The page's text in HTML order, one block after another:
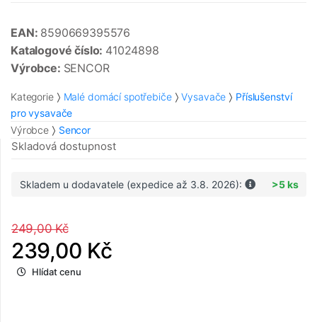
EAN: 8590669395576
Katalogové číslo: 41024898
Výrobce: SENCOR
Kategorie Malé domácí spotřebiče Vysavače
Příslušenství
pro vysavače
Výrobce
Sencor
Skladová dostupnost
Skladem u dodavatele (expedice až 3.8. 2026): >5 ks
249,00 Kč
239,00 Kč
Hlídat cenu